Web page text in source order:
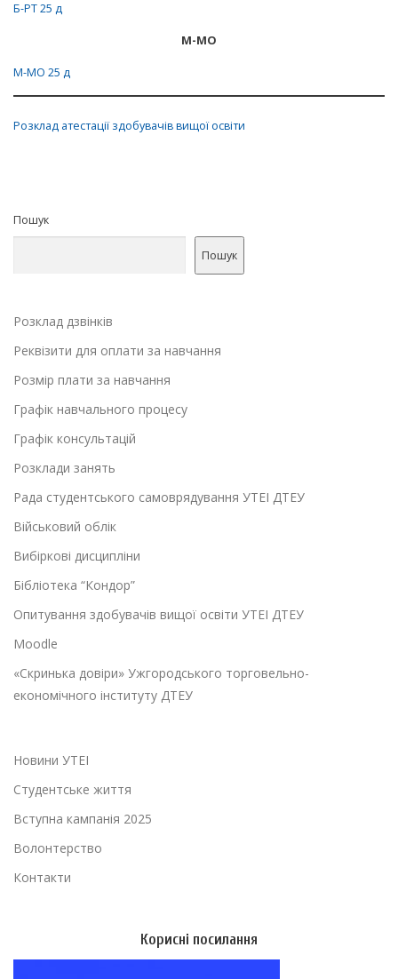
Б-РТ 25 д
М-МО
М-МО 25 д
Розклад атестації здобувачів вищої освіти
Пошук
Пошук
Розклад дзвінків
Реквізити для оплати за навчання
Розмір плати за навчання
Графік навчального процесу
Графік консультацій
Розклади занять
Рада студентського самоврядування УТЕІ ДТЕУ
Військовий облік
Вибіркові дисципліни
Бібліотека “Кондор”
Опитування здобувачів вищої освіти УТЕІ ДТЕУ
Moodle
«Скринька довіри» Ужгородського торговельно-
економічного інституту ДТЕУ
Новини УТЕІ
Студентське життя
Вступна кампанія 2025
Волонтерство
Контакти
Корисні посилання